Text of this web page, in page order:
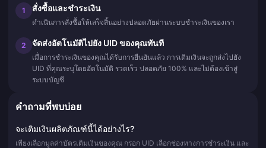
1 สั่งซื้อและชำระเงิน
ดำเนินการสั่งซื้อให้เสร็จสิ้นอย่างปลอดภัยผ่านระบบชำระเงินของเรา
2 จัดส่งอัตโนมัติไปยัง UID ของคุณทันที
เมื่อการชำระเงินของคุณได้รับการยืนยันแล้ว การเติมเงินจะถูกส่งไปยัง
UID ที่คุณระบุโดยอัตโนมัติ รวดเร็ว ปลอดภัย 100% และไม่ต้องเข้าสู่
ระบบบัญชี
คำถามที่พบบ่อย
จะเติมเงินผลิตภัณฑ์นี้ได้อย่างไร?
เพียงเลือกมูลค่าบัตรเติมเงินของคุณ กรอก UID เลือกช่องทางการชำระเงิน และ